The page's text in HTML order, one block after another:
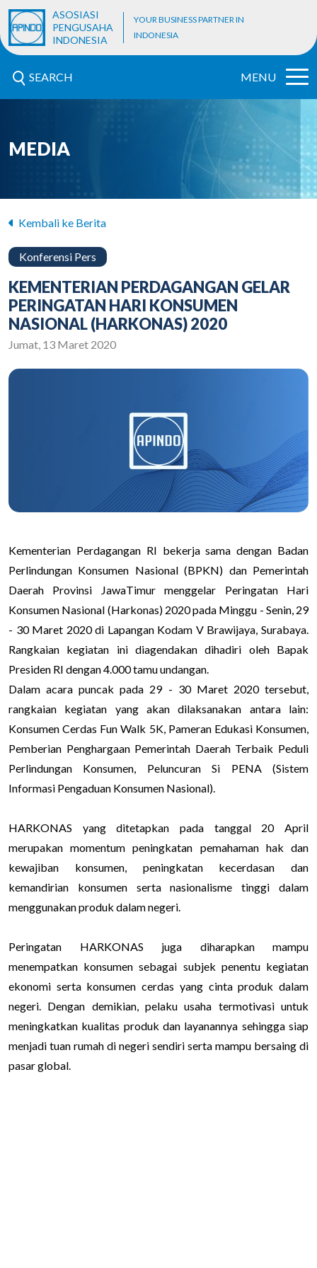
ASOSIASI
PENGUSAHA
INDONESIA
YOUR BUSINESS PARTNER IN
INDONESIA
SEARCH MENU
MEDIA
Kembali ke Berita
Konferensi Pers
KEMENTERIAN PERDAGANGAN GELAR
PERINGATAN HARI KONSUMEN
NASIONAL (HARKONAS) 2020
Jumat, 13 Maret 2020
Kementerian Perdagangan RI bekerja sama dengan Badan
Perlindungan Konsumen Nasional (BPKN) dan Pemerintah
Daerah Provinsi JawaTimur menggelar Peringatan Hari
Konsumen Nasional (Harkonas) 2020 pada Minggu - Senin, 29
- 30 Maret 2020 di Lapangan Kodam V Brawijaya, Surabaya.
Rangkaian kegiatan ini diagendakan dihadiri oleh Bapak
Presiden RI dengan 4.000 tamu undangan.
Dalam acara puncak pada 29 - 30 Maret 2020 tersebut,
rangkaian kegiatan yang akan dilaksanakan antara lain:
Konsumen Cerdas Fun Walk 5K, Pameran Edukasi Konsumen,
Pemberian Penghargaan Pemerintah Daerah Terbaik Peduli
Perlindungan Konsumen, Peluncuran Si PENA (Sistem
Informasi Pengaduan Konsumen Nasional).
HARKONAS yang ditetapkan pada tanggal 20 April
merupakan momentum peningkatan pemahaman hak dan
kewajiban konsumen, peningkatan kecerdasan dan
kemandirian konsumen serta nasionalisme tinggi dalam
menggunakan produk dalam negeri.
Peringatan HARKONAS juga diharapkan mampu
menempatkan konsumen sebagai subjek penentu kegiatan
ekonomi serta konsumen cerdas yang cinta produk dalam
negeri. Dengan demikian, pelaku usaha termotivasi untuk
meningkatkan kualitas produk dan layanannya sehingga siap
menjadi tuan rumah di negeri sendiri serta mampu bersaing di
pasar global.